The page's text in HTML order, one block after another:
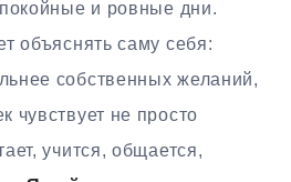
и ровные дни.
объяснять саму себя:
собственных желаний,
чувствует не просто
учится, общается,